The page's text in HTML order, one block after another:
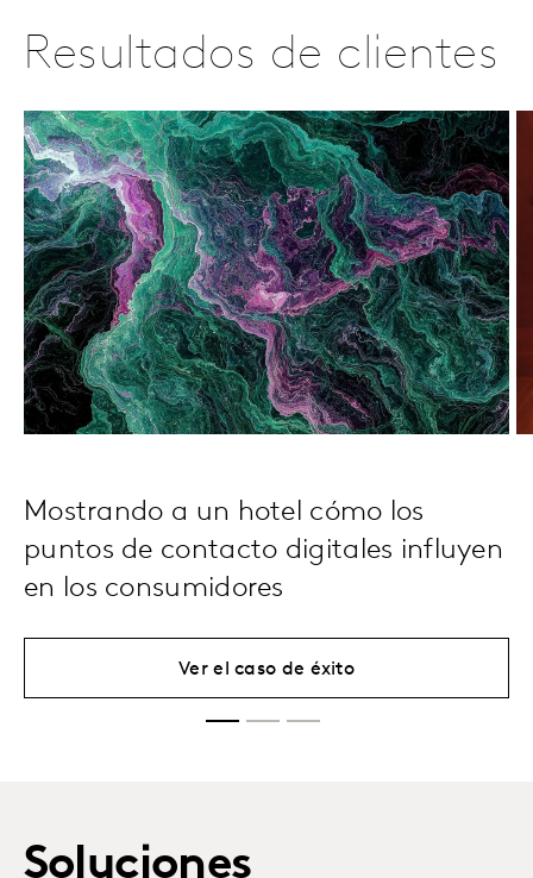
Resultados de clientes
Mostrando a un hotel cómo los
puntos de contacto digitales influyen
en los consumidores
Ver el caso de éxito
Soluciones